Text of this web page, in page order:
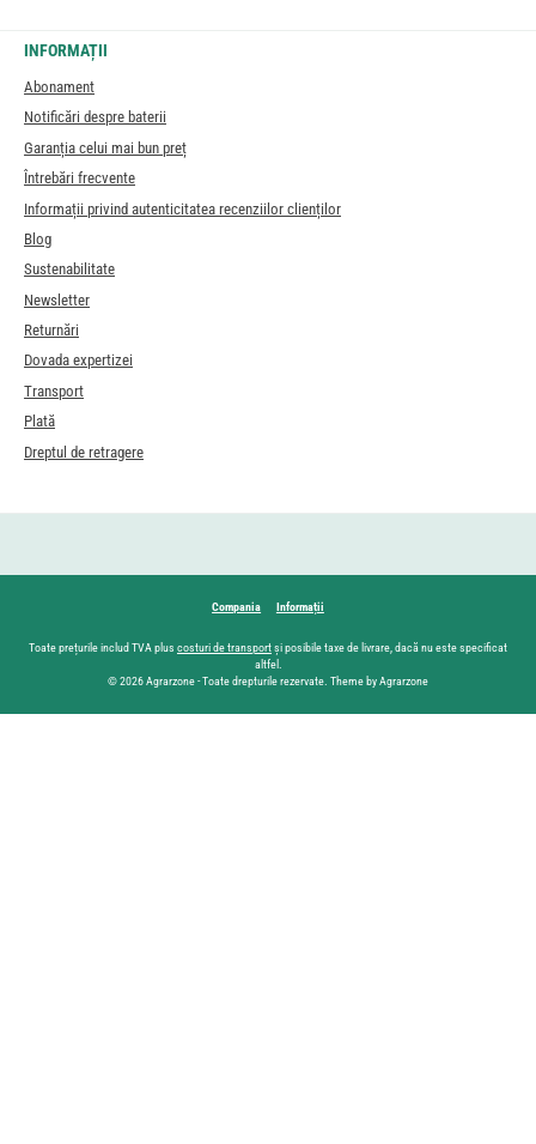
INFORMAȚII
Abonament
Notificări despre baterii
Garanția celui mai bun preț
Întrebări frecvente
Informații privind autenticitatea recenziilor clienților
Blog
Sustenabilitate
Newsletter
Returnări
Dovada expertizei
Transport
Plată
Dreptul de retragere
Compania Informații
Toate prețurile includ TVA plus costuri de transportși posibile taxe de livrare, dacă nu este specificat
altfel.
© 2026 Agrarzone - Toate drepturile rezervate. Theme by Agrarzone